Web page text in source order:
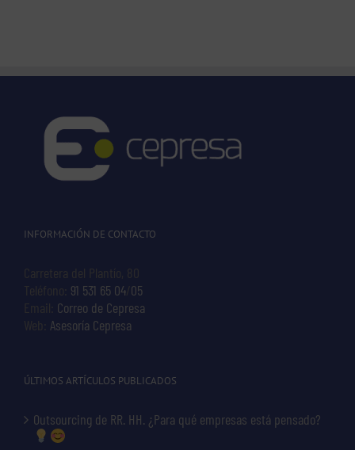
INFORMACIÓN DE CONTACTO
Carretera del Plantío, 80
Teléfono: 91 531 65 04 05
Email: Correo de Cepresa
Web: Asesoría Cepresa
ÚLTIMOS ARTÍCULOS PUBLICADOS
Outsourcing de RR. HH. ¿Para qué empresas está pensado?